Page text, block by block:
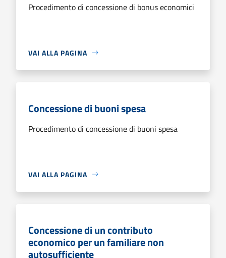
Procedimento di concessione di bonus economici
VAI ALLA PAGINA
Concessione di buoni spesa
Procedimento di concessione di buoni spesa
VAI ALLA PAGINA
Concessione di un contributo
economico per un familiare non
autosufficiente